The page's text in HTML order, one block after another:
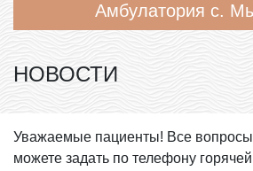
Амбулатория с.
НОВОСТИ
Уважаемые пациенты! Все
можете задать по телефону